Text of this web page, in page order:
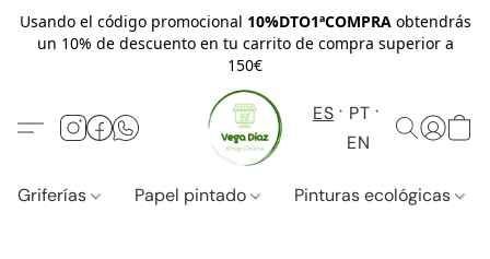
Usando el código promocional 10%DTO1ªCOMPRAobtendrás
un 10% de descuento en tu carrito de compra superior a
150€
ES
PT
EN
Griferías Papel pintado Pinturas ecológicas